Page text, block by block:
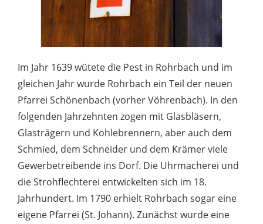
Im Jahr 1639 wütete die Pest in Rohrbach und im
gleichen Jahr wurde Rohrbach ein Teil der neuen
Pfarrei Schönenbach (vorher Vöhrenbach). In den
folgenden Jahrzehnten zogen mit Glasbläsern,
Glasträgern und Kohlebrennern, aber auch dem
Schmied, dem Schneider und dem Krämer viele
Gewerbetreibende ins Dorf. Die Uhrmacherei und
die Strohflechterei entwickelten sich im 18.
Jahrhundert. Im 1790 erhielt Rohrbach sogar eine
eigene Pfarrei (St. Johann). Zunächst wurde eine